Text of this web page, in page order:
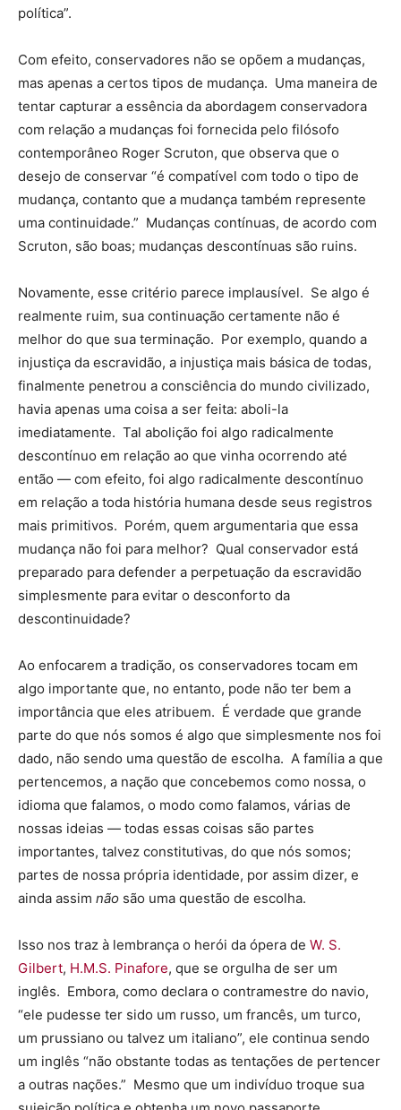
política”.
Com efeito, conservadores não se opõem a mudanças,
mas apenas a certos tipos de mudança. Uma maneira de
tentar capturar a essência da abordagem conservadora
com relação a mudanças foi fornecida pelo filósofo
contemporâneo Roger Scruton, que observa que o
desejo de conservar “é compatível com todo o tipo de
mudança, contanto que a mudança também represente
uma continuidade.” Mudanças contínuas, de acordo com
Scruton, são boas; mudanças descontínuas são ruins.
Novamente, esse critério parece implausível. Se algo é
realmente ruim, sua continuação certamente não é
melhor do que sua terminação. Por exemplo, quando a
injustiça da escravidão, a injustiça mais básica de todas,
finalmente penetrou a consciência do mundo civilizado,
havia apenas uma coisa a ser feita: aboli-la
imediatamente. Tal abolição foi algo radicalmente
descontínuo em relação ao que vinha ocorrendo até
então — com efeito, foi algo radicalmente descontínuo
em relação a toda história humana desde seus registros
mais primitivos. Porém, quem argumentaria que essa
mudança não foi para melhor? Qual conservador está
preparado para defender a perpetuação da escravidão
simplesmente para evitar o desconforto da
descontinuidade?
Ao enfocarem a tradição, os conservadores tocam em
algo importante que, no entanto, pode não ter bem a
importância que eles atribuem. É verdade que grande
parte do que nós somos é algo que simplesmente nos foi
dado, não sendo uma questão de escolha. A família a que
pertencemos, a nação que concebemos como nossa, o
idioma que falamos, o modo como falamos, várias de
nossas ideias — todas essas coisas são partes
importantes, talvez constitutivas, do que nós somos;
partes de nossa própria identidade, por assim dizer, e
ainda assim não são uma questão de escolha.
Isso nos traz à lembrança o herói da ópera de W. S.
Gilbert, H.M.S. Pinafore, que se orgulha de ser um
inglês. Embora, como declara o contramestre do navio,
“ele pudesse ter sido um russo, um francês, um turco,
um prussiano ou talvez um italiano”, ele continua sendo
um inglês “não obstante todas as tentações de pertencer
a outras nações.” Mesmo que um indivíduo troque sua